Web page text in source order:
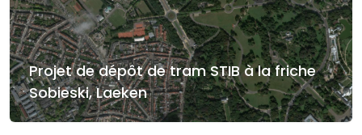
Projet de dépôt de tram STIB à la friche
Sobieski, Laeken